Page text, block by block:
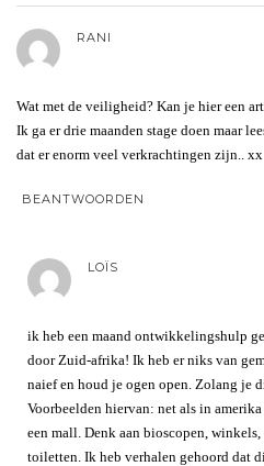
RANI
Wat met de veiligheid? Kan je hier een
Ik ga er drie maanden stage doen maar
dat er enorm veel verkrachtingen zijn.. xx
BEANTWOORDEN
LOÏS
ik heb een maand ontwikkelingshulp
door Zuid-afrika! Ik heb er niks van
naief en houd je ogen open. Zolang je
Voorbeelden hiervan: net als in
een mall. Denk aan bioscopen,
toiletten. Ik heb verhalen gehoord dat